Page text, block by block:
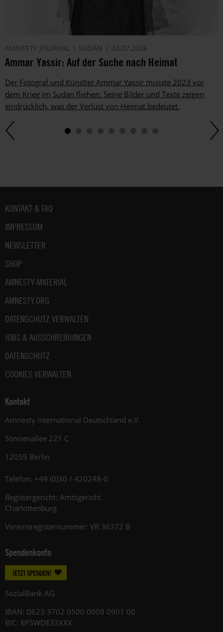
AMNESTY JOURNAL SUDAN 24.07.2026
Ammar Yassir: Auf der Suche nach Heimat
Der Fotograf und Künstler Ammar Yassir musste 2023 vor
dem Krieg im Sudan fliehen. Seine Bilder und Texte zeigen
eindrücklich, was der Verlust von Heimat bedeutet.
Fußbereich
KONTAKT & FAQ
IMPRESSUM
NEWSLETTER
SHOP
AMNESTY-MATERIAL
AMNESTY.ORG
DATENSCHUTZ VERWALTEN
JOBS & AUSSCHREIBUNGEN
DATENSCHUTZ
COOKIES VERWALTEN
Kontakt
Amnesty International Deutschland e.V.
Sonnenallee 221 C
12059 Berlin
Telefon: +49 (0)30 / 420248-0
Registergericht: Amtsgericht
Charlottenburg
Vereinsregisternummer: VR 36372 B
Spendenkonto
JETZT SPENDEN!
SozialBank AG
IBAN: DE23 3702 0500 0008 0901 00
BIC: BFSWDE33XXX